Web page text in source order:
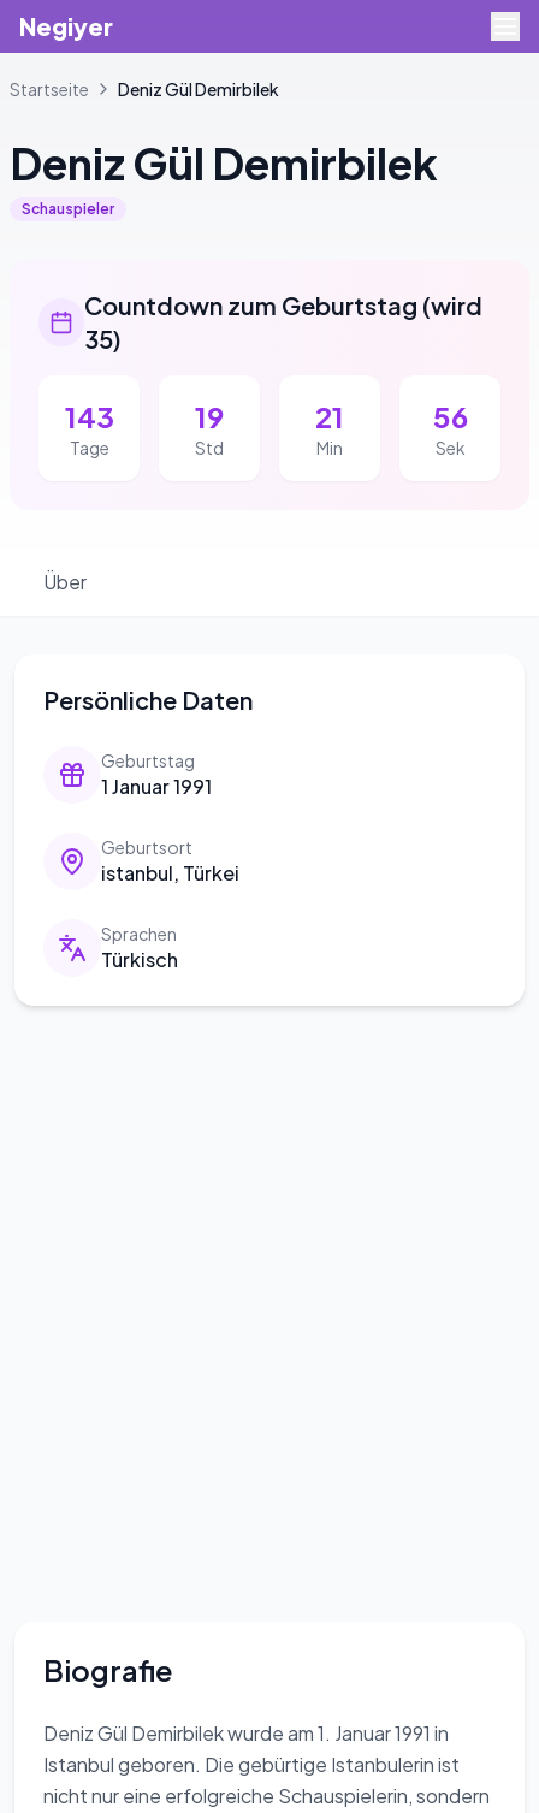
Negiyer
Startseite DenizGül Demirbilek
Deniz Gül Demirbilek
Schauspieler
Countdown zum Geburtstag (wird
35)
143
Tage
19
Std
21
Min
56
Sek
Über
Persönliche Daten
Geburtstag
1 Januar 1991
Geburtsort
istanbul, Türkei
Sprachen
Türkisch
Biografie
Deniz Gül Demirbilek wurde am 1. Januar 1991 in
Istanbul geboren. Die gebürtige Istanbulerin ist
nicht nur eine erfolgreiche Schauspielerin, sondern